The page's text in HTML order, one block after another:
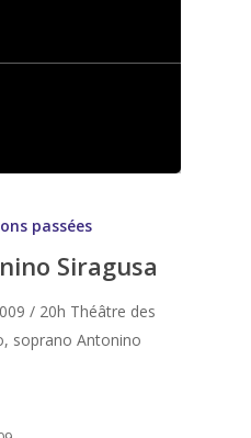
passées
Siragusa
/ 20h Théâtre des
soprano Antonino